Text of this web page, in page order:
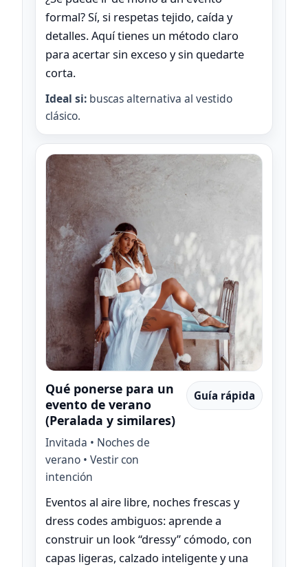
formal? Sí, si respetas tejido, caída y
detalles. Aquí tienes un método claro
para acertar sin exceso y sin quedarte
corta.
Ideal si: buscas alternativa al vestido
clásico.
Qué ponerse para un
evento de verano
(Peralada y similares)
Invitada • Noches de
verano • Vestir con
intención
Guía rápida
Eventos al aire libre, noches frescas y
dress codes ambiguos: aprende a
construir un look “dressy” cómodo, con
capas ligeras, calzado inteligente y una